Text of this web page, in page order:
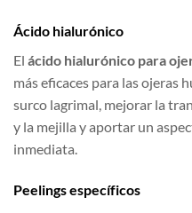
Ácido hialurónico
El ácido hialurónico para
más eficaces para las ojeras
surco lagrimal, mejorar la
y la mejilla y aportar un
inmediata.
Peelings específicos